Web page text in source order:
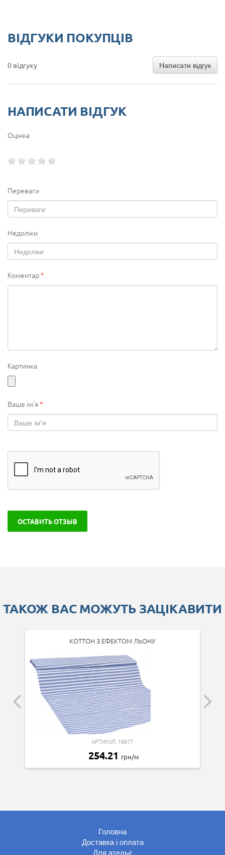
ВІДГУКИ ПОКУПЦІВ
0 відгуку Написати відгук
НАПИСАТИ ВІДГУК
Оцінка
Переваги
Недоліки
Коментар*
Картинка
Ваше ім'я*
ОСТАВИТЬ ОТЗЫВ
ТАКОЖ ВАС МОЖУТЬ ЗАЦІКАВИТИ
КОТТОН З ЕФЕКТОМ ЛЬОНУ
АРТИКУЛ: 16677
254.21 грн/м
Головна
Доставка і оплата
Для ательє